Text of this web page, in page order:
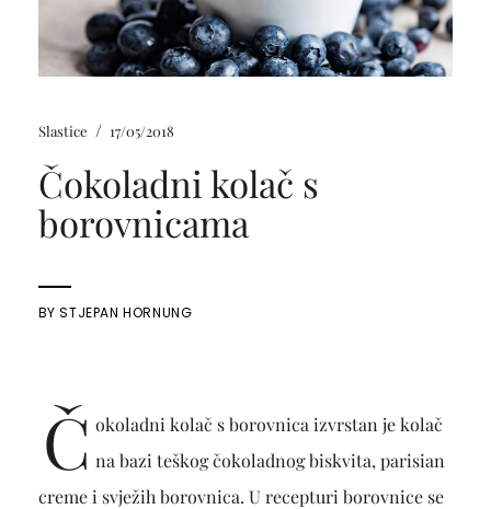
Slastice / 17/05/2018
Čokoladni kolač s
borovnicama
BYSTJEPAN HORNUNG
Č okoladni kolač s borovnica izvrstan je kolač
na bazi teškog čokoladnog biskvita, parisian
creme i svježih borovnica. U recepturi borovnice se